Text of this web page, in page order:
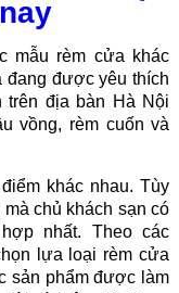
mẫu rèm cửa khác
đang được yêu thích
trên địa bàn Hà Nội
vồng, rèm cuốn và
khác nhau. Tùy
chủ khách sạn có
nhất. Theo các
lựa loại rèm cửa
sản phẩm được làm